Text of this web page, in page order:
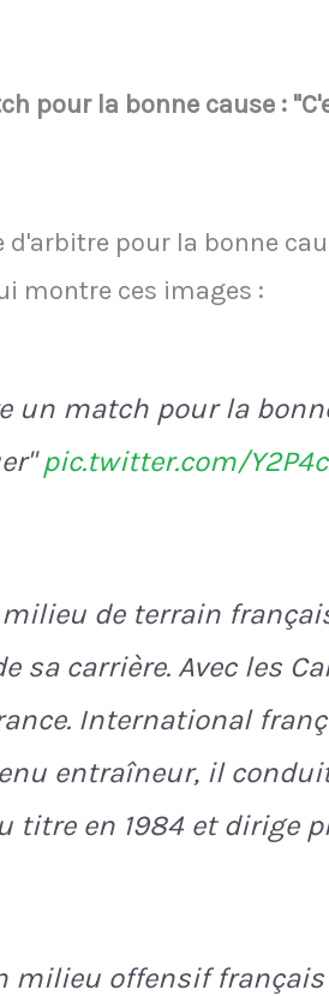
pour la bonne cause :
d'arbitre pour la bonne
montre ces images :
un match pour la
pic.twitter.com/
de terrain
sa carrière. Avec les
International
entraîneur, il
titre en 1984 et dirige
milieu offensif français